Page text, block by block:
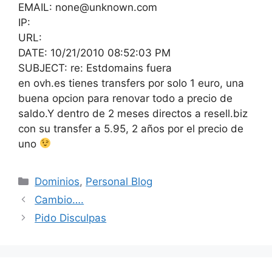
EMAIL: none@unknown.com
IP:
URL:
DATE: 10/21/2010 08:52:03 PM
SUBJECT: re: Estdomains fuera
en ovh.es tienes transfers por solo 1 euro, una
buena opcion para renovar todo a precio de
saldo.Y dentro de 2 meses directos a resell.biz
con su transfer a 5.95, 2 años por el precio de
uno
Categorías
Dominios, Personal Blog
Cambio….
Pido Disculpas